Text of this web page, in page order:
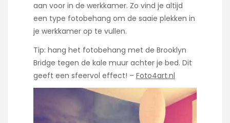
aan voor in de werkkamer. Zo vind je altijd
een type fotobehang om de saaie plekken in
je werkkamer op te vullen.
Tip: hang het fotobehang met de Brooklyn
Bridge tegen de kale muur achter je bed. Dit
geeft een sfeervol effect! – Foto4art.nl